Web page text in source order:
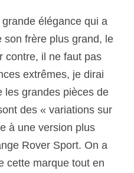
grande élégance qui a
son frère plus grand, le
contre, il ne faut pas
extrêmes, je dirai
les grandes pièces de
des « variations sur
à une version plus
Rover Sport. On a
cette marque tout en